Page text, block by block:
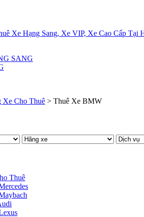
Xe Hạng Sang, Xe VIP, Xe Cao Cấp Tại
SANG
Xe Cho Thuê > Thuê Xe BMW
Thuê